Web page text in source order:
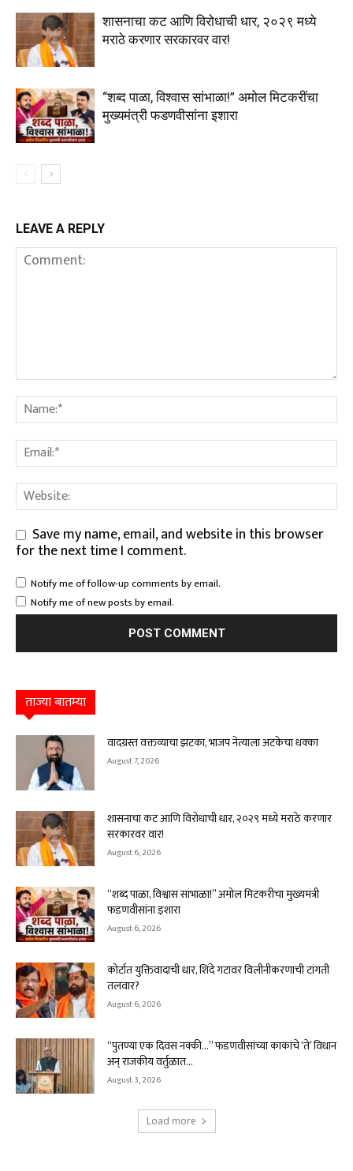
शासनाचा कट आणि विरोधाची धार, २०२९ मध्ये
मराठे करणार सरकारवर वार!
“शब्द पाळा, विश्वास सांभाळा!” अमोल मिटकरींचा
मुख्यमंत्री फडणवीसांना इशारा
LEAVE A REPLY
Save my name, email, and website in this browser
for the next time I comment.
Notify me of follow-up comments by email.
Notify me of new posts by email.
ताज्या बातम्या
वादग्रस्त वक्तव्याचा झटका, भाजप नेत्याला अटकेचा धक्का
August 7, 2026
शासनाचा कट आणि विरोधाची धार, २०२९ मध्ये मराठे करणार
सरकारवर वार!
August 6, 2026
“शब्द पाळा, विश्वास सांभाळा!” अमोल मिटकरींचा मुख्यमंत्री
फडणवीसांना इशारा
August 6, 2026
कोर्टात युक्तिवादाची धार, शिंदे गटावर विलीनीकरणाची टांगती
तलवार?
August 6, 2026
“पुतण्या एक दिवस नक्की…” फडणवीसांच्या काकांचे ‘ते’ विधान
अन् राजकीय वर्तुळात...
August 3, 2026
Load more